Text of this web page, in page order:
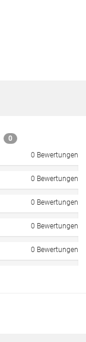
0
0 Bewertungen
0 Bewertungen
0 Bewertungen
0 Bewertungen
0 Bewertungen